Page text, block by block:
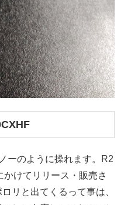
ーのように操れます。R2
けてリリース・販売さ
リと出てくるって事は、